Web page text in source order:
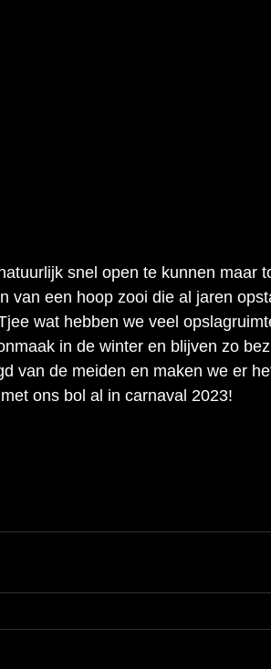
snel open te kunnen maar
van een hoop zooi die al jaren
wat hebben we veel
in de winter en blijven zo
van de meiden en maken we er
ons bol al in carnaval 2023!